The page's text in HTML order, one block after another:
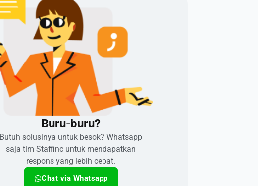
Buru-buru?​
Butuh solusinya untuk besok? Whatsapp
saja tim Staffinc untuk mendapatkan
respons yang lebih cepat.
Chat via Whatsapp